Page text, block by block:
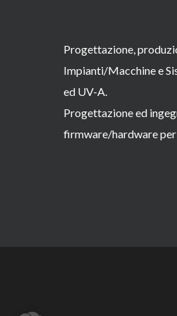
Progettazione,
Impianti/Macchine e
ed UV-A.
Progettazione ed
firmware/hardware